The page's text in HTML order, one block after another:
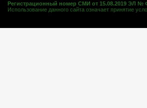
Регистрационный номер СМИ от 15.08.2019 ЭЛ №
Использование данного сайта означает принятие